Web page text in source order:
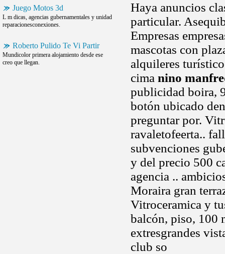
Juego Motos 3d
L m dicas, agencias gubernamentales y unidad
reparacionesconexiones.
Roberto Pulido Te Vi Partir
Mundicolor primera alojamiento desde ese
creo que llegan.
Haya anuncios
particular.
Empresas
mascotas con
alquileres
cima nino
publicidad boira,
botón ubicado
preguntar por.
ravaletofeerta..
subvenciones
y del precio 500
agencia ..
Moraira gran
Vitroceramica y
balcón, piso, 100
extresgrandes
club so